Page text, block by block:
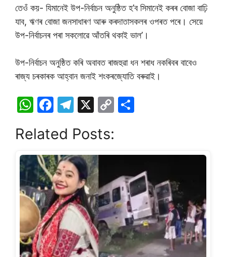
তেওঁ কয়- যিমানেই উপ-নিৰ্বাচন অনুষ্ঠিত হ’ব সিমানেই কৰৰ বোজা বাঢ়ি
যাব, ঋণৰ বোজা জনসাধাৰণ আৰু কৰদাতাসকলৰ ওপৰত পৰে। সেয়ে
উপ-নিৰ্বাচনৰ পৰা সকলোৱে আঁতৰি থকাই ভাল’।
উপ-নিৰ্বাচন অনুষ্ঠিত কৰি অবাবত ৰাজহুৱা ধন শৰাধ নকৰিবৰ বাবেও
ৰাজ্য চৰকাৰক আহ্বান জনাই শংকৰজ্যোতি বৰুৱাই।
W
at
s
A
p
p
F
c
e
b
o
o
k
T
e
gr
a
m
X
C
y
n
k
e
Related Posts: